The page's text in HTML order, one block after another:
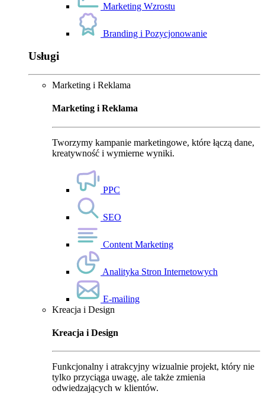
Marketing Wzrostu
Branding i Pozycjonowanie
Usługi
Marketing i Reklama
Marketing i Reklama
Tworzymy kampanie marketingowe, które łączą dane,
kreatywność i wymierne wyniki.
PPC
SEO
Content Marketing
Analityka Stron Internetowych
E-mailing
Kreacja i Design
Kreacja i Design
Funkcjonalny i atrakcyjny wizualnie projekt, który nie
tylko przyciąga uwagę, ale także zmienia
odwiedzających w klientów.